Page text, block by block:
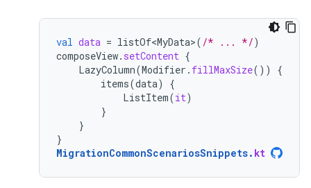
val data = listOf<MyData>( /* ... */)
composeView. setContent {
LazyColumn(Modifier . fillMaxSize())
{
items(data)
{
ListItem(it)
}
}
}
MigrationCommonScenariosSnippets. kt